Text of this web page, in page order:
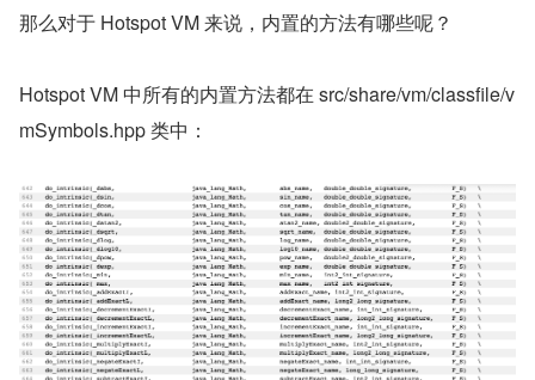
那么对于 Hotspot VM 来说，内置的方法有哪些呢？
Hotspot VM 中所有的内置方法都在 src/share/vm/classfile/v
mSymbols.hpp 类中：